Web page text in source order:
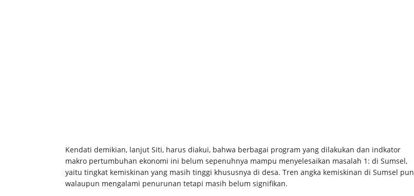
Kendati demikian, lanjut Siti, harus diakui, bahwa berbagai program yang dilakukan dan indkator
makro pertumbuhan ekonomi ini belum sepenuhnya mampu menyelesaikan masalah 1: di Sumsel,
yaitu tingkat kemiskinan yang masih tinggi khususnya di desa. Tren angka kemiskinan di Sumsel pun
walaupun mengalami penurunan tetapi masih belum signifikan.